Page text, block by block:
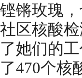
铿锵玫瑰
社区核酸
了她们的
了470个核